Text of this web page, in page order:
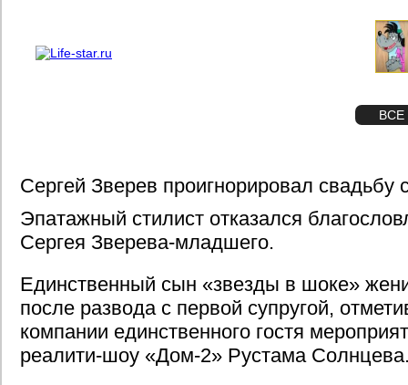
ВСЕ
Сергей Зверев проигнорировал свадьбу
Эпатажный стилист отказался
Сергея Зверева-младшего.
Единственный сын «звезды в шоке»
после развода с первой супругой,
компании единственного гостя
реалити-шоу «Дом-2» Рустама